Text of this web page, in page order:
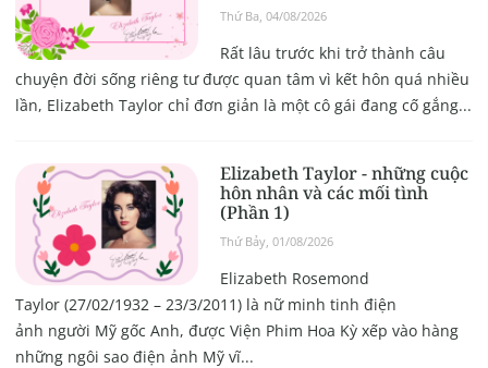
Thứ Ba, 04/08/2026
Rất lâu trước khi trở thành câu
chuyện đời sống riêng tư được quan tâm vì kết hôn quá nhiều
lần, Elizabeth Taylor chỉ đơn giản là một cô gái đang cố gắng...
Elizabeth Taylor - những cuộc
hôn nhân và các mối tình
(Phần 1)
Thứ Bảy, 01/08/2026
Elizabeth Rosemond
Taylor (27/02/1932 – 23/3/2011) là nữ minh tinh điện
ảnh người Mỹ gốc Anh, được Viện Phim Hoa Kỳ xếp vào hàng
những ngôi sao điện ảnh Mỹ vĩ...